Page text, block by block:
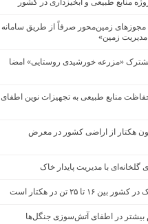
زمین‌محور صرفاً از طریق سامانه
مدیریت زمین»
«مزرعه خورشیدی روستایی» امضا
منابع طبیعی به تجهیزات نوین اطفای
۱۴ میلیون هکتار از اراضی کشور در معرض
با مدیریت پایدار خاک
۱۶ تا ۲۵ تن در هکتار است
بیشتر در اطفای آتش‌سوزی جنگل‌ها